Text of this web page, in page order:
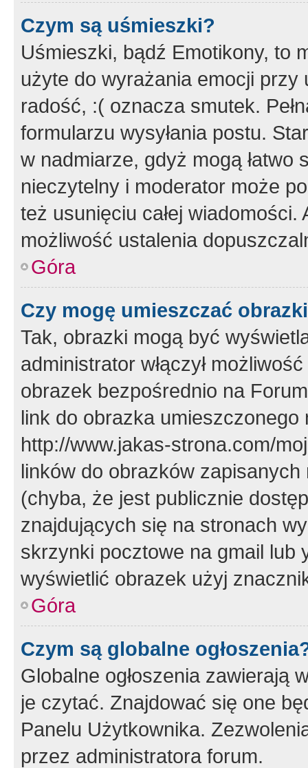
Czym są uśmieszki?
Uśmieszki, bądź Emotikony, to
użyte do wyrażania emocji
radość, :( oznacza smutek.
formularzu wysyłania postu.
w nadmiarze, gdyż mogą
nieczytelny i moderator może
też usunięciu całej
możliwość ustalenia
Góra
Czy mogę umieszczać
Tak, obrazki mogą być
administrator włączył
obrazek bezpośrednio na
link do obrazka
http://www.jakas-strona.com/
linków do obrazków
(chyba, że jest publicznie
znajdujących się na stronach
skrzynki pocztowe na gmail lub
wyświetlić obrazek użyj
Góra
Czym są globalne
Globalne ogłoszenia zawierają
je czytać. Znajdować się one
Panelu Użytkownika.
przez administratora forum.